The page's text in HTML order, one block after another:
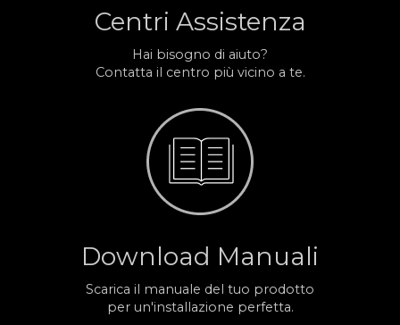
Centri Assistenza
Hai bisogno di aiuto?
Contatta il centro più vicino a te.
Download Manuali
Scarica il manuale del tuo prodotto
per un'installazione perfetta.